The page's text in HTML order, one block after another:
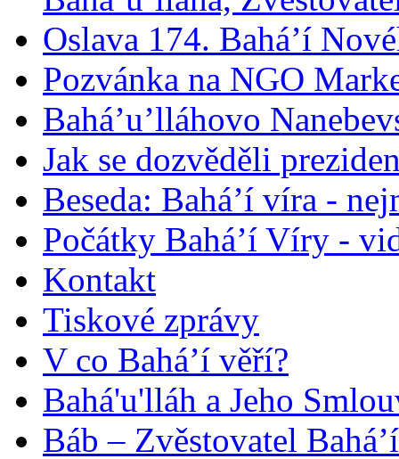
Oslava 174. Bahá’í
Pozvánka na NGO
Bahá’u’lláhovo
Jak se dozvěděli
Beseda: Bahá’í víra -
Počátky Bahá’í Víry -
Kontakt
Tiskové zprávy
V co Bahá’í věří?
Bahá'u'lláh a Jeho
Báb – Zvěstovatel